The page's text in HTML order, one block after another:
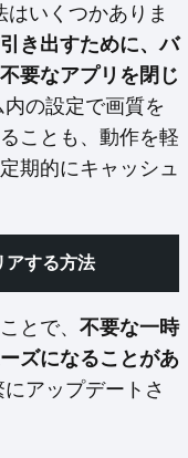
いくつかありま
き出すために、バ
要なアプリを閉じ
内の設定で画質を
ことも、動作を軽
期的にキャッシュ
アする方法
とで、 不要な一時
ズになることがあ
アップデートさ